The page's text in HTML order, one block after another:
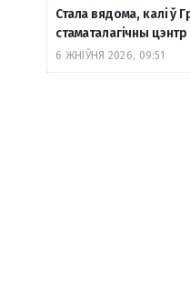
Стала вядома, калі ў
стаматалагічны цэнтр
6 ЖНІЎНЯ 2026, 09:51